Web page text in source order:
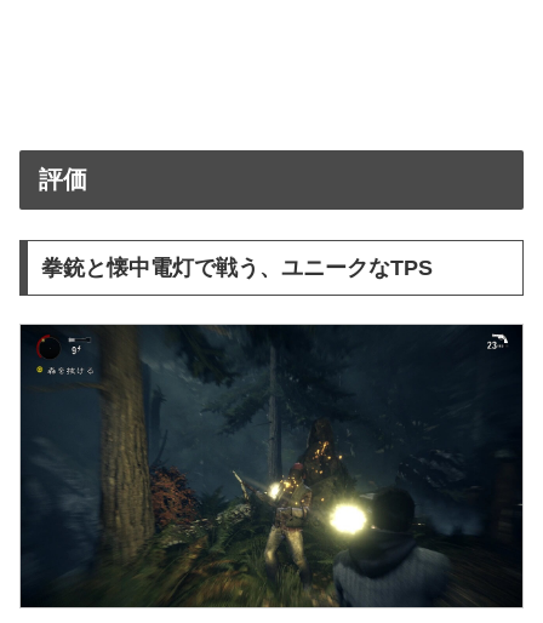
評価
拳銃と懐中電灯で戦う、ユニークなTPS